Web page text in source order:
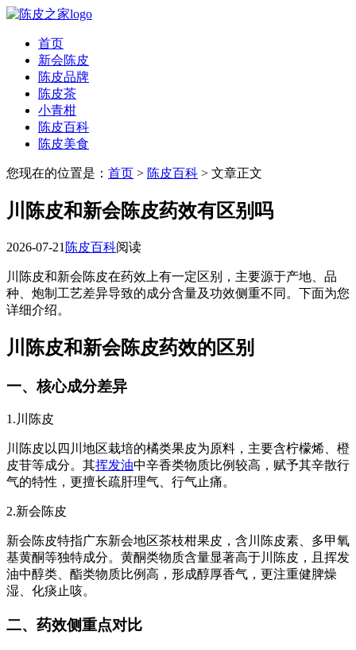
首页
新会陈皮
陈皮品牌
陈皮茶
小青柑
陈皮百科
陈皮美食
您现在的位置是： 首页 > 陈皮百科 > 文章正文
川陈皮和新会陈皮药效有区别吗
2026-07-21 陈皮百科阅读
川陈皮和新会陈皮在药效上有一定区别，主要源于产地、品
种、炮制工艺差异导致的成分含量及功效侧重不同。下面为您
详细介绍。
川陈皮和新会陈皮药效的区别
一、核心成分差异
1.川陈皮
川陈皮以四川地区栽培的橘类果皮为原料，主要含柠檬烯、橙
皮苷等成分。其挥发油中辛香类物质比例较高，赋予其辛散行
气的特性，更擅长疏肝理气、行气止痛。
2.新会陈皮
新会陈皮特指广东新会地区茶枝柑果皮，含川陈皮素、多甲氧
基黄酮等独特成分。黄酮类物质含量显著高于川陈皮，且挥发
油中醇类、酯类物质比例高，形成醇厚香气，更注重健脾燥
湿、化痰止咳。
二、药效侧重点对比